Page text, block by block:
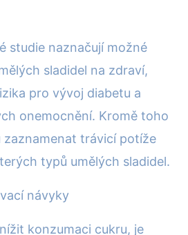
studie naznačují možné
sladidel na zdraví,
pro vývoj diabetu a
onemocnění. Kromě toho
zaznamenat trávicí potíže
typů umělých sladidel.
návyky
konzumaci cukru, je